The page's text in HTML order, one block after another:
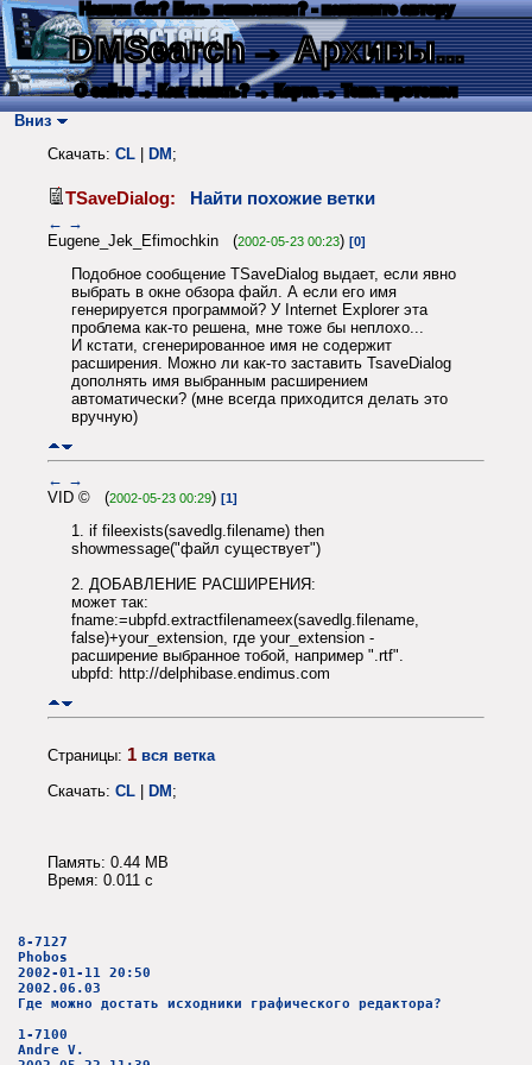
Нашли баг? Есть пожелания? - напишите автору
DMSearch→ Архивы...
О сайте → Как искать? → Карта → Текс. протокол
Вниз
Скачать: CL DM ;
TSaveDialog: Найти похожие ветки
← →
Eugene_Jek_Efimochkin (2002-05-23 00:23) [0]
Подобное сообщение TSaveDialog выдает, если явно
выбрать в окне обзора файл. А если его имя
генерируется программой? У Internet Explorer эта
проблема как-то решена, мне тоже бы неплохо...
И кстати, сгенерированное имя не содержит
расширения. Можно ли как-то заставить TsaveDialog
дополнять имя выбранным расширением
автоматически? (мне всегда приходится делать это
вручную)
← →
VID © (2002-05-23 00:29) [1]
1. if fileexists(savedlg.filename) then
showmessage("файл существует")
2. ДОБАВЛЕНИЕ РАСШИРЕНИЯ:
может так:
fname:=ubpfd.extractfilenameex(savedlg.filename,
false)+your_extension, где your_extension -
расширение выбранное тобой, например ".rtf".
ubpfd: http://delphibase.endimus.com
Страницы: 1 вся ветка
Скачать: CL DM ;
Память: 0.44 MB
Время: 0.011 c
8-7127
Phobos
2002-01-11 20:50
2002.06.03
Где можно достать исходники графического редактора?
1-7100
Andre V.